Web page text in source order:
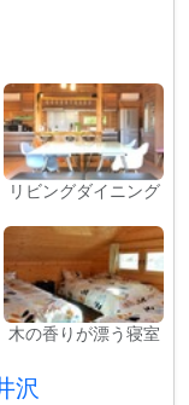
リビングダイニング
木の香りが漂う寝室
沢